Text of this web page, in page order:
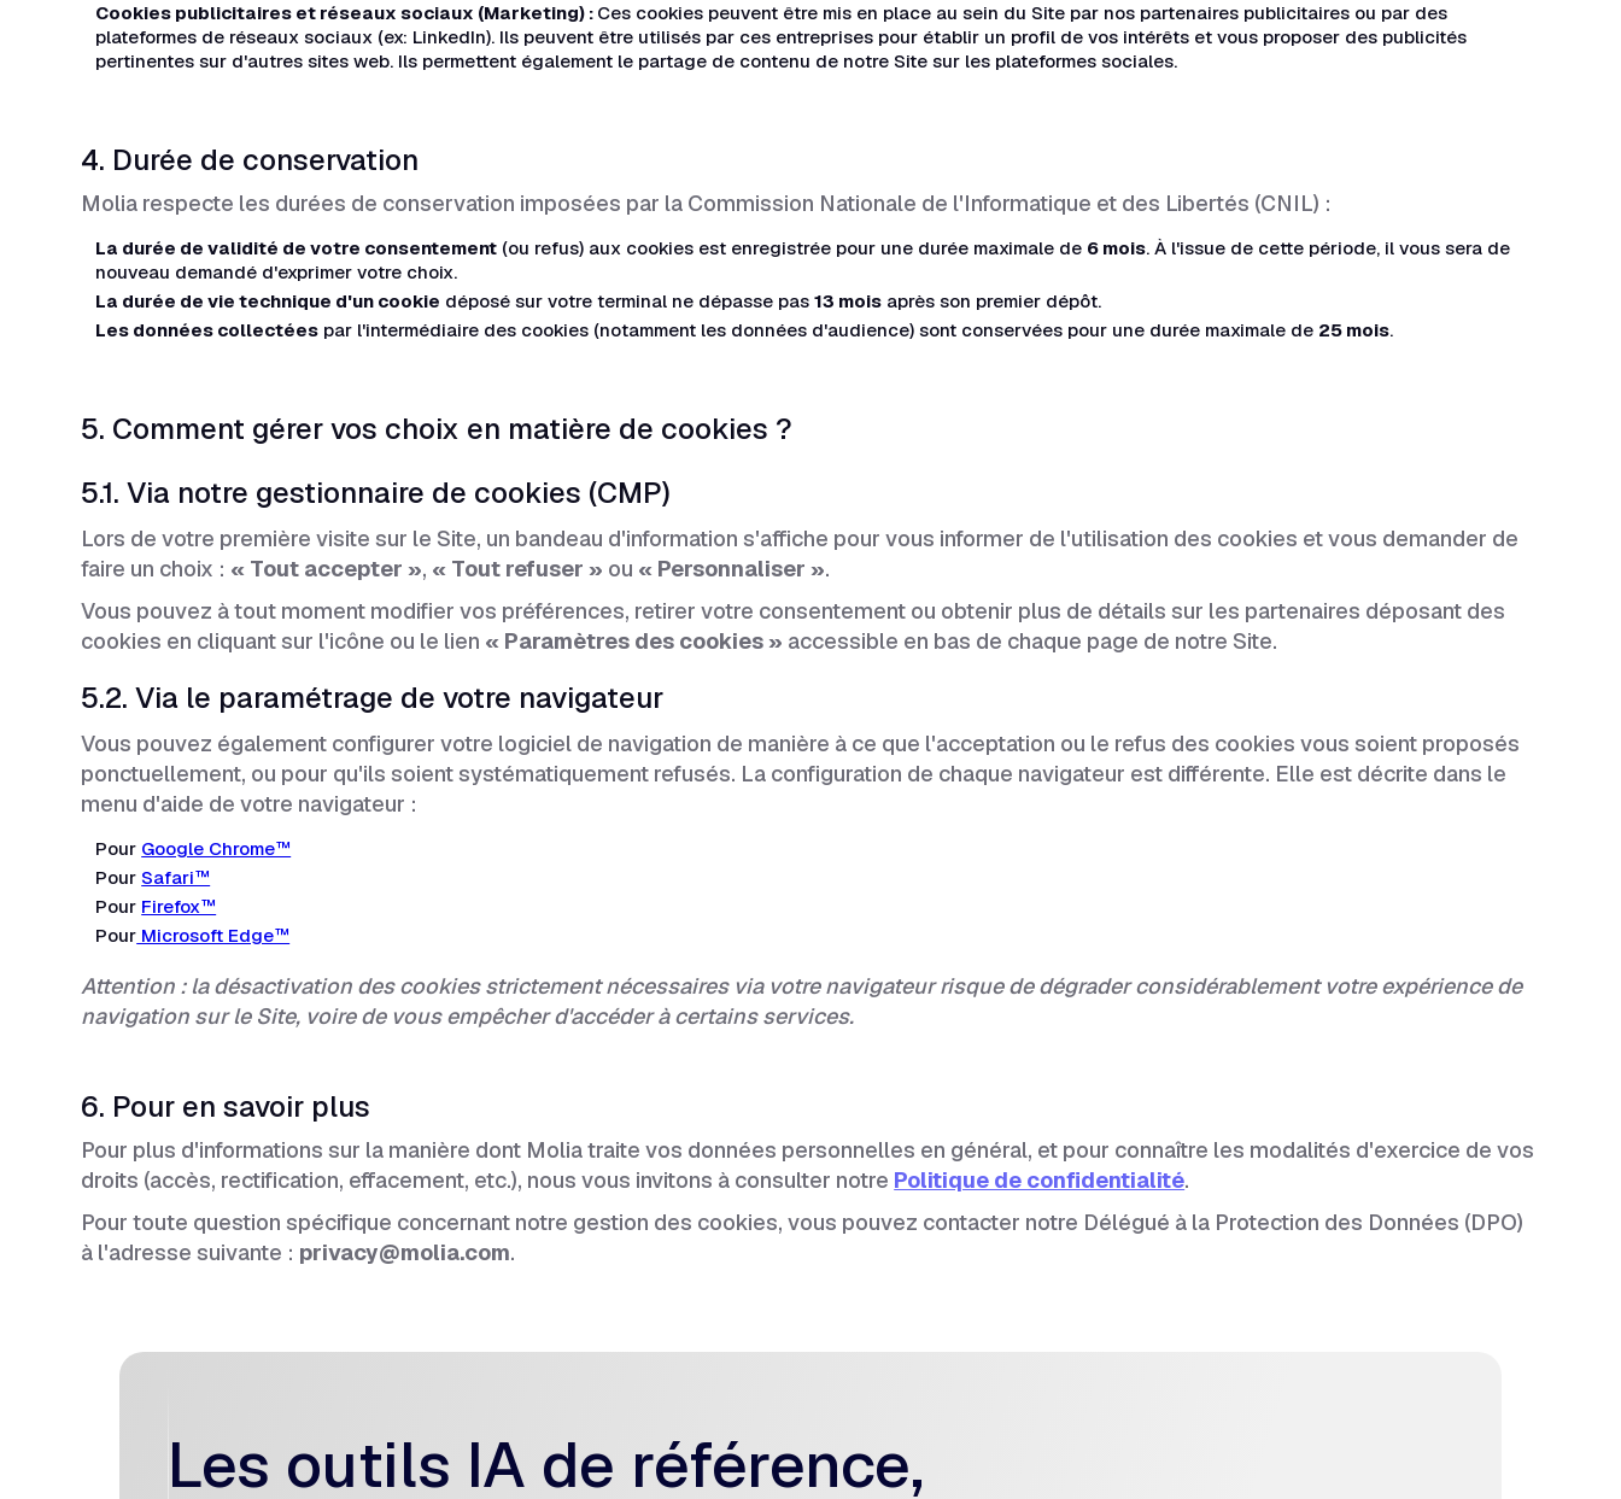
Cookies publicitaires et réseaux sociaux (Marketing) : Ces cookies peuvent être mis en place au sein du Site par nos partenaires publicitaires ou par des
plateformes de réseaux sociaux (ex: LinkedIn). Ils peuvent être utilisés par ces entreprises pour établir un profil de vos intérêts et vous proposer des publicités
pertinentes sur d'autres sites web. Ils permettent également le partage de contenu de notre Site sur les plateformes sociales.
4. Durée de conservation
Molia respecte les durées de conservation imposées par la Commission Nationale de l'Informatique et des Libertés (CNIL) :
La durée de validité de votre consentement (ou refus) aux cookies est enregistrée pour une durée maximale de 6 mois. À l'issue de cette période, il vous sera de
nouveau demandé d'exprimer votre choix.
La durée de vie technique d'un cookie déposé sur votre terminal ne dépasse pas13 mois après son premier dépôt.
Les données collectées par l'intermédiaire des cookies (notamment les données d'audience) sont conservées pour une durée maximale de 25 mois.
5. Comment gérer vos choix en matière de cookies ?
5.1. Via notre gestionnaire de cookies (CMP)
Lors de votre première visite sur le Site, un bandeau d'information s'affiche pour vous informer de l'utilisation des cookies et vous demander de
faire un choix : « Tout accepter », « Tout refuser » ou « Personnaliser ».
Vous pouvez à tout moment modifier vos préférences, retirer votre consentement ou obtenir plus de détails sur les partenaires déposant des
cookies en cliquant sur l'icône ou le lien « Paramètres des cookies » accessible en bas de chaque page de notre Site.
5.2. Via le paramétrage de votre navigateur
Vous pouvez également configurer votre logiciel de navigation de manière à ce que l'acceptation ou le refus des cookies vous soient proposés
ponctuellement, ou pour qu'ils soient systématiquement refusés. La configuration de chaque navigateur est différente. Elle est décrite dans le
menu d'aide de votre navigateur :
Pour Google Chrome™
Pour Safari™
Pour Firefox™
Pour Microsoft Edge™
Attention : la désactivation des cookies strictement nécessaires via votre navigateur risque de dégrader considérablement votre expérience de
navigation sur le Site, voire de vous empêcher d'accéder à certains services.
6. Pour en savoir plus
Pour plus d'informations sur la manière dont Molia traite vos données personnelles en général, et pour connaître les modalités d'exercice de vos
droits (accès, rectification, effacement, etc.), nous vous invitons à consulter notre Politique de confidentialité.
Pour toute question spécifique concernant notre gestion des cookies, vous pouvez contacter notre Délégué à la Protection des Données (DPO)
à l'adresse suivante : privacy@molia.com.
Les outils IA de référence,